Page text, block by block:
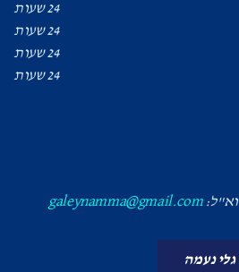
24 שעות
24 שעות
24 שעות
24 שעות
galeynamma@gmail.com
נעמה